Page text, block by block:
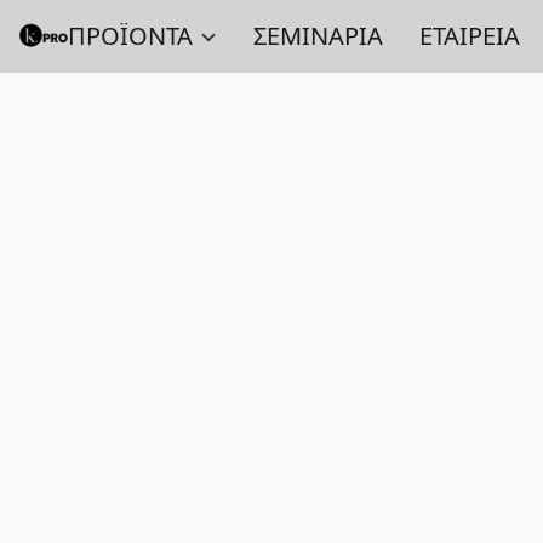
ΠΡΟΪΟΝΤΑ ΣΕΜΙΝΑΡΙΑ ΕΤΑΙΡΕΙΑ